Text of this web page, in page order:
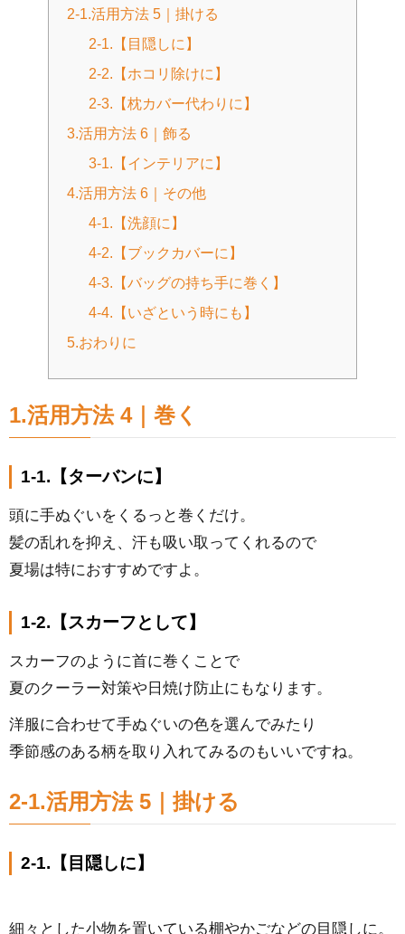
2-1.活用方法 5｜掛ける
2-1.【目隠しに】
2-2.【ホコリ除けに】
2-3.【枕カバー代わりに】
3.活用方法 6｜飾る
3-1.【インテリアに】
4.活用方法 6｜その他
4-1.【洗顔に】
4-2.【ブックカバーに】
4-3.【バッグの持ち手に巻く】
4-4.【いざという時にも】
5.おわりに
1.活用方法 4｜巻く
1-1.【ターバンに】
頭に手ぬぐいをくるっと巻くだけ。
髪の乱れを抑え、汗も吸い取ってくれるので
夏場は特におすすめですよ。
1-2.【スカーフとして】
スカーフのように首に巻くことで
夏のクーラー対策や日焼け防止にもなります。
洋服に合わせて手ぬぐいの色を選んでみたり
季節感のある柄を取り入れてみるのもいいですね。
2-1.活用方法 5｜掛ける
2-1.【目隠しに】
細々とした小物を置いている棚やかごなどの目隠しに。